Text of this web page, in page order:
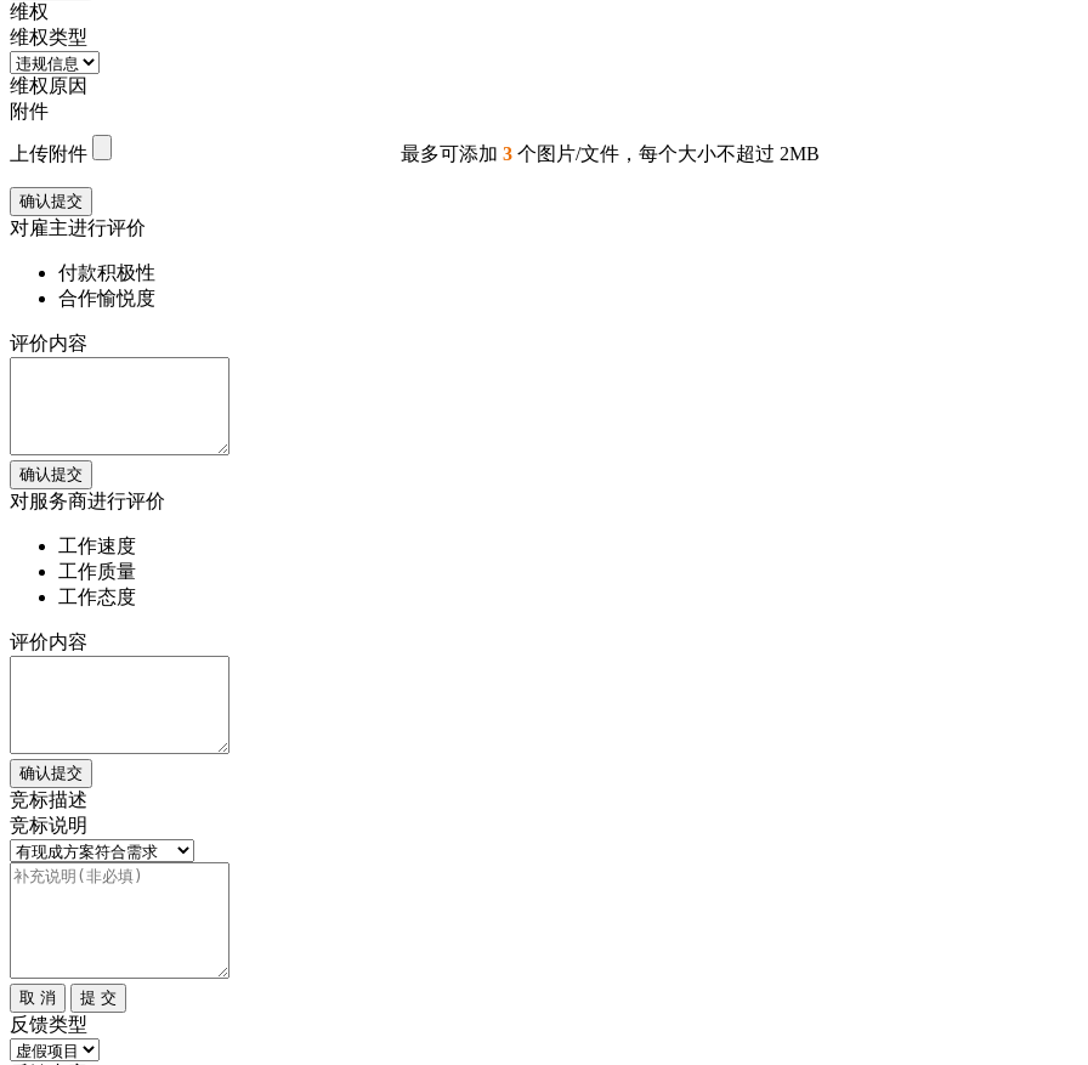
维权
维权类型
维权原因
附件
上传附件 最多可添加 3 个图片/文件，每个大小不超过 2MB
确认提交
对雇主进行评价
付款积极性
合作愉悦度
评价内容
确认提交
对服务商进行评价
工作速度
工作质量
工作态度
评价内容
确认提交
竞标描述
竞标说明
取 消 提 交
反馈类型